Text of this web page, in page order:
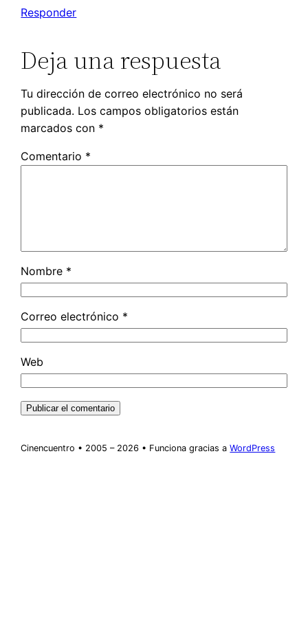
Responder
Deja una respuesta
Tu dirección de correo electrónico no será
publicada. Los campos obligatorios están
marcados con *
Comentario *
Nombre *
Correo electrónico *
Web
Cinencuentro • 2005 – 2026 • Funciona gracias aWordPress